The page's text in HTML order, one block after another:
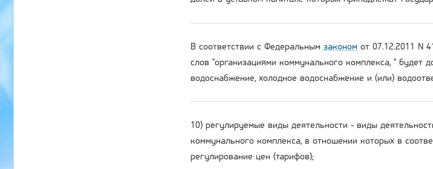
В соответствии с Федеральным законом от 07.12.2011 N
слов "организациями коммунального комплекса, " будет
водоснабжение, холодное водоснабжение и (или)
10) регулируемые виды деятельности - виды
коммунального комплекса, в отношении которых в
регулирование цен (тарифов);